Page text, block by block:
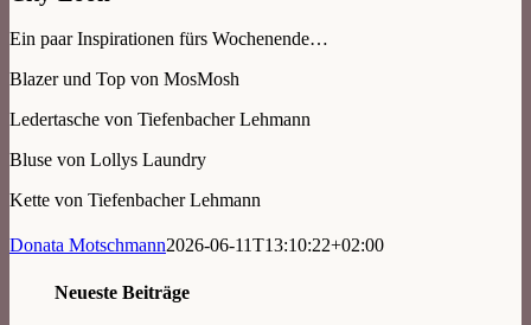
Ein paar Inspirationen fürs Wochenende…
Blazer und Top von MosMosh
Ledertasche von Tiefenbacher Lehmann
Bluse von Lollys Laundry
Kette von Tiefenbacher Lehmann
Donata Motschmann2026-06-11T13:10:22+02:00
Neueste Beiträge